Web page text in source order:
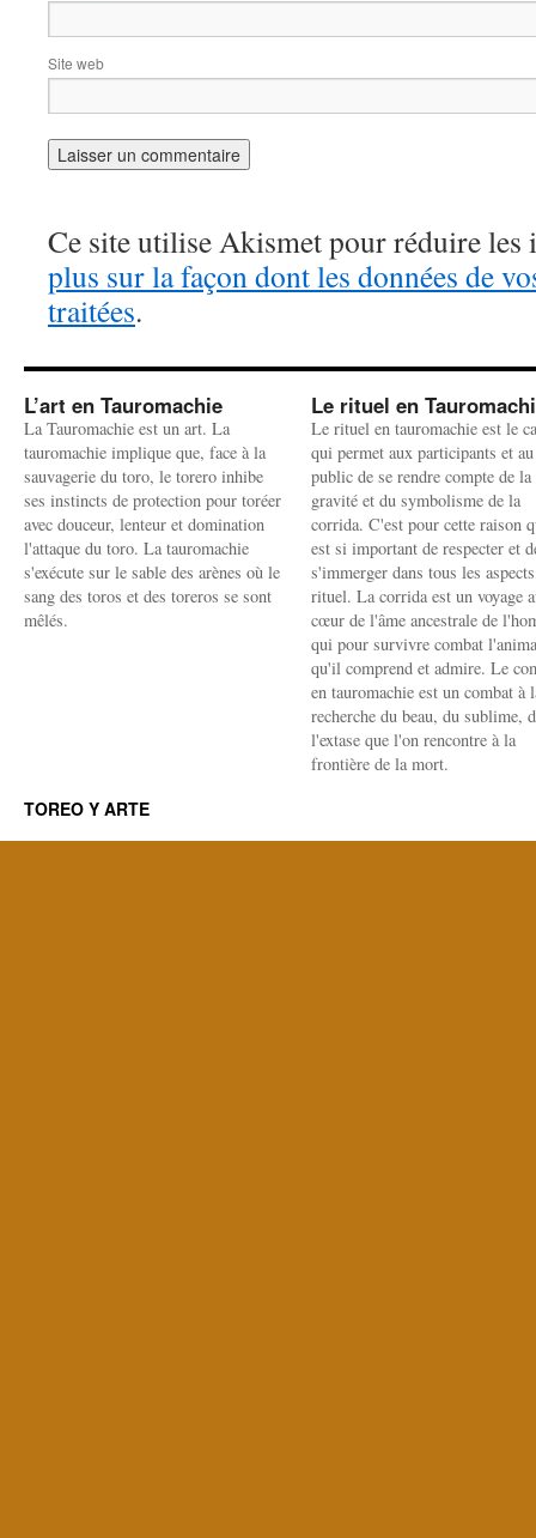
Site web
Ce site utilise Akismet pour réduire les
plus sur la façon dont les données de
traitées.
L’art en Tauromachie
La Tauromachie est un art. La
tauromachie implique que, face à la
sauvagerie du toro, le torero inhibe
ses instincts de protection pour toréer
avec douceur, lenteur et domination
l'attaque du toro. La tauromachie
s'exécute sur le sable des arènes où le
sang des toros et des toreros se sont
mêlés.
Le rituel en
Le rituel en tauromachie est le
qui permet aux participants et au
public de se rendre compte de la
gravité et du symbolisme de la
corrida. C'est pour cette raison
est si important de respecter et
s'immerger dans tous les
rituel. La corrida est un voyage
cœur de l'âme ancestrale de
qui pour survivre combat
qu'il comprend et admire. Le
en tauromachie est un combat à
recherche du beau, du sublime,
l'extase que l'on rencontre à la
frontière de la mort.
TOREO Y ARTE